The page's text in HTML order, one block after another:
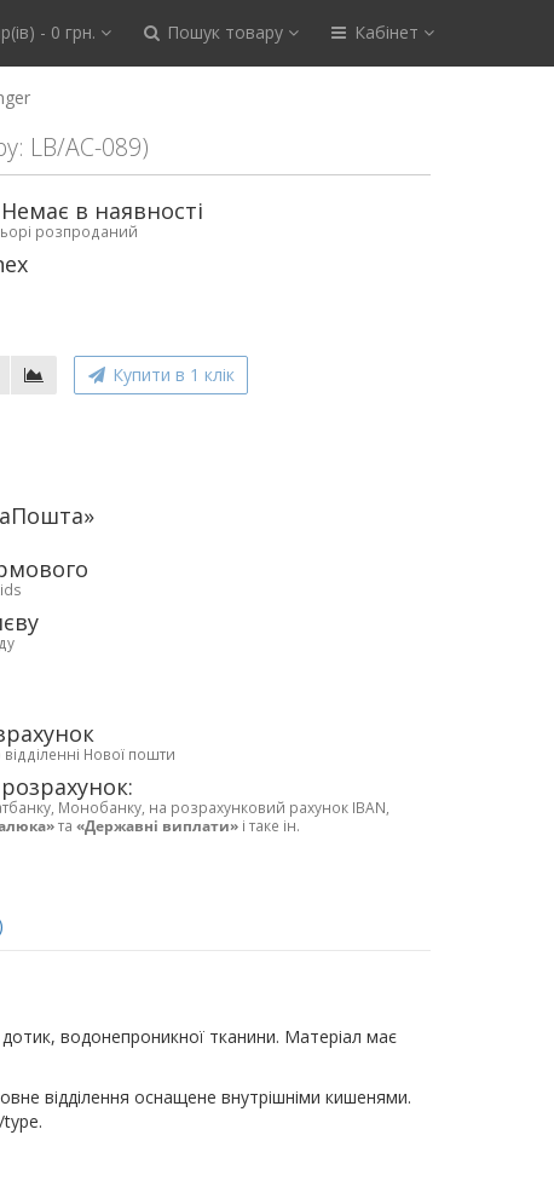
- 0 грн. Пошук товару Кабінет
LB/AC-089)
в наявності
розпроданий
Купити в 1 клік
Нової пошти
Монобанку, на розрахунковий рахунок IBAN,
та «Державні виплати» і таке ін.
водонепроникної тканини. Матеріал має
відділення оснащене внутрішніми кишенями.
type.